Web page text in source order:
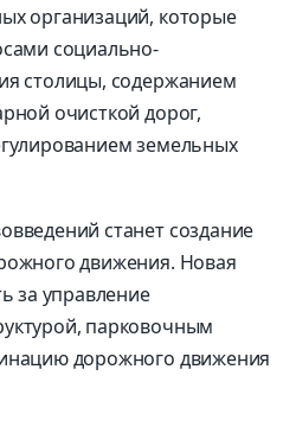
организаций, которые
социально-
столицы, содержанием
очисткой дорог,
земельных
станет создание
движения. Новая
за управление
парковочным
дорожного движения